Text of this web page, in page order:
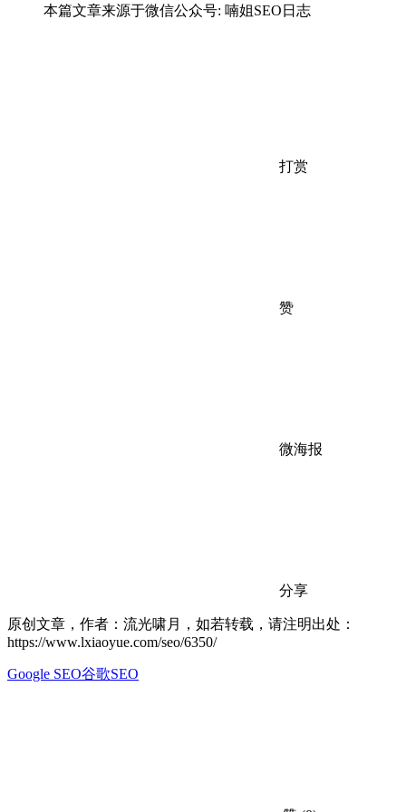
本篇文章来源于微信公众号: 喃姐SEO日志
打赏
赞
微海报
分享
原创文章，作者：流光啸月，如若转载，请注明出处：
https://www.lxiaoyue.com/seo/6350/
Google SEO谷歌SEO